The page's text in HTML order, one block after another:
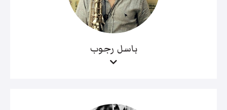
باسل رجوب